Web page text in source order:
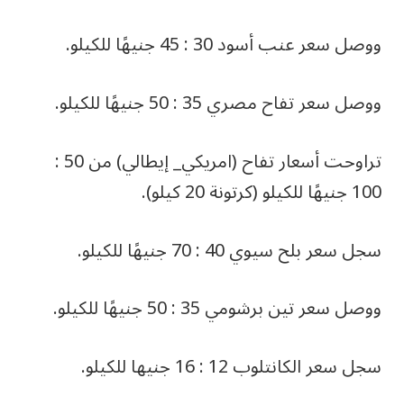
ووصل سعر عنب أسود 30 : 45 جنيهًا للكيلو.
ووصل سعر تفاح مصري 35 : 50 جنيهًا للكيلو.
تراوحت أسعار تفاح (امريكي_ إيطالي) من 50 :
100 جنيهًا للكيلو (كرتونة 20 كيلو).
سجل سعر بلح سيوي 40 : 70 جنيهًا للكيلو.
ووصل سعر تين برشومي 35 : 50 جنيهًا للكيلو.
سجل سعر الكانتلوب 12 : 16 جنيها للكيلو.